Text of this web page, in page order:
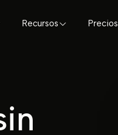
Recursos Precios